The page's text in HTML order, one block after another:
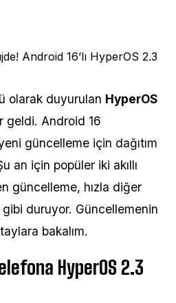
olarak duyurulan HyperOS
geldi. Android 16
güncelleme için dağıtım
an için popüler iki akıllı
güncelleme, hızla diğer
duruyor. Güncellemenin
bakalım.
HyperOS 2.3